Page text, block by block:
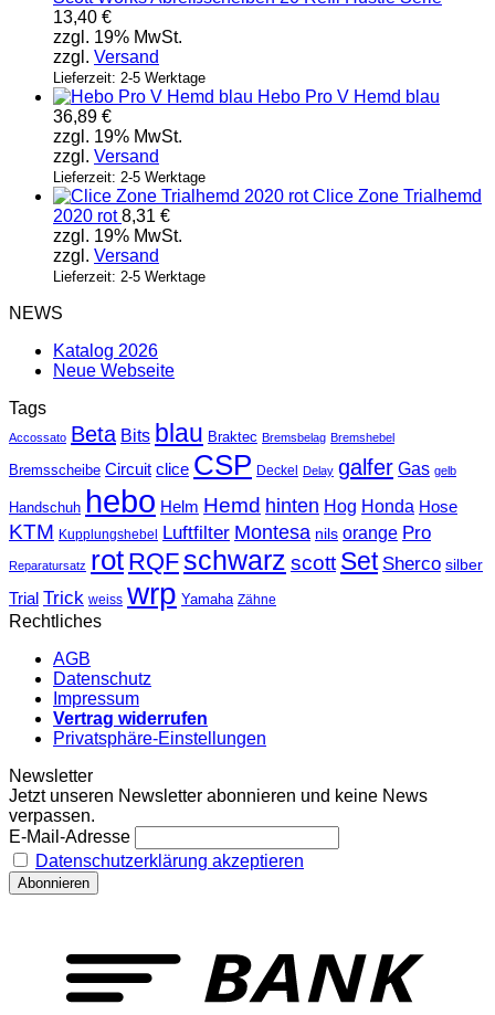
13,40 €
zzgl. 19% MwSt.
zzgl. Versand
Lieferzeit: 2-5 Werktage
Hebo Pro V Hemd blau
36,89 €
zzgl. 19% MwSt.
zzgl. Versand
Lieferzeit: 2-5 Werktage
Clice Zone Trialhemd
2020 rot 8,31 €
zzgl. 19% MwSt.
zzgl. Versand
Lieferzeit: 2-5 Werktage
NEWS
Katalog 2026
Neue Webseite
Tags
Accossato Beta Bits blau Braktec Bremsbelag Bremshebel
Bremsscheibe Circuit clice CSP Deckel Delay galfer Gas gelb
Handschuh hebo Helm Hemd hinten Hog Honda Hose
KTM Kupplungshebel Luftfilter Montesa nils orange Pro
Reparatursatz rot RQF schwarz scott Set Sherco silber
Trial Trick weiss wrp Yamaha Zähne
Rechtliches
AGB
Datenschutz
Impressum
Vertrag widerrufen
Privatsphäre-Einstellungen
Newsletter
Jetzt unseren Newsletter abonnieren und keine News
verpassen.
E-Mail-Adresse
Datenschutzerklärung akzeptieren